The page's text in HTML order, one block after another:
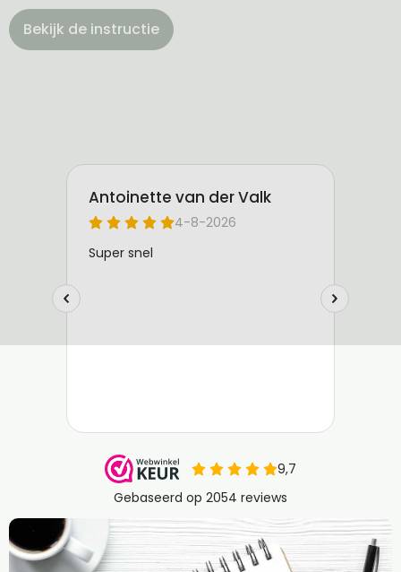
Bekijk de instructie